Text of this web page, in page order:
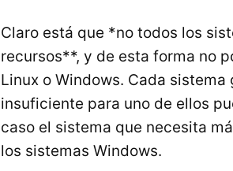
Claro está que *no todos los
recursos**, y de esta forma no
Linux o Windows. Cada
insuficiente para uno de ellos
caso el sistema que necesita
los sistemas Windows.